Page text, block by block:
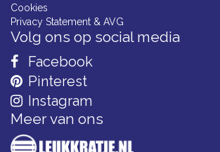
Cookies
Privacy Statement & AVG
Volg ons op social media
Facebook
Pinterest
Instagram
Meer van ons